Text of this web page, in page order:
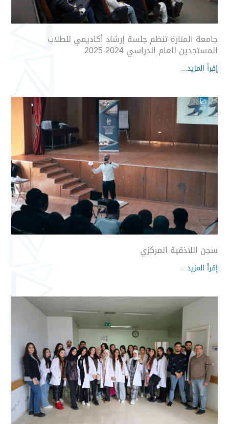
جامعة المنارة تنظم جلسة إرشاد أكاديمي للطلاب
المستجدين للعام الدراسي 2024-2025
إقرأ المزيد...
سجن اللاذقية المركزي
إقرأ المزيد...